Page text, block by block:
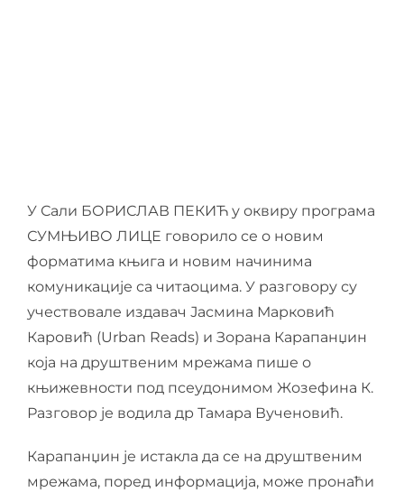
У Сали БОРИСЛАВ ПЕКИЋ у оквиру програма
СУМЊИВО ЛИЦЕ говорило се о новим
форматима књига и новим начинима
комуникације са читаоцима. У разговору су
учествовале издавач Јасмина Марковић
Каровић (Urban Reads) и Зорана Карапанџин
која на друштвеним мрежама пише о
књижевности под псеудонимом Жозефина К.
Разговор је водила др Тамара Вученовић.
Карапанџин је истакла да се на друштвеним
мрежама, поред информација, може пронаћи